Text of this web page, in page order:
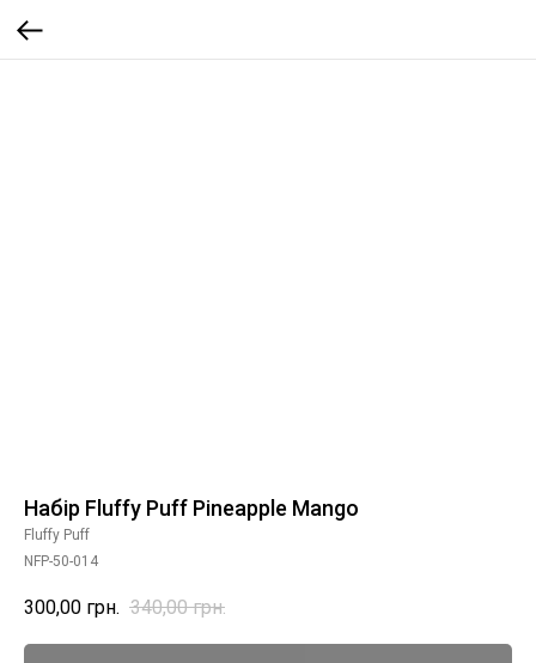
Набір Fluffy Puff Pineapple Mango
Fluffy Puff
NFP-50-014
300,00 грн. 340,00 грн.